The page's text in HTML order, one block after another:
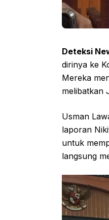
Deteksi
dirinya ke
Mereka
melibatkan
Usman
laporan
untuk
langsung